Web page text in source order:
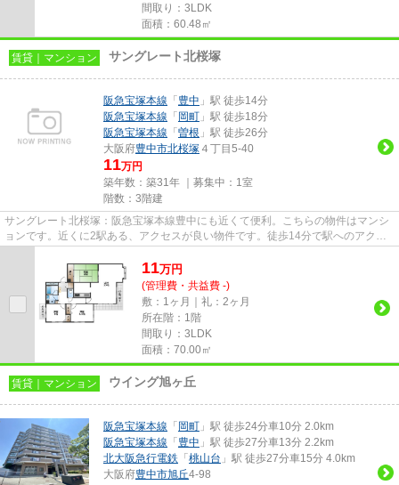
間取り：3LDK
面積：60.48㎡
賃貸｜マンション サングレート北桜塚
阪急宝塚本線 「 豊中 」駅 徒歩14分
阪急宝塚本線 「 岡町 」駅 徒歩18分
阪急宝塚本線 「 曽根 」駅 徒歩26分
大阪府豊中市北桜塚 ４丁目5-40
11万円
築年数：築31年 ｜募集中： 1室
階数：3階建
サングレート北桜塚：阪急宝塚本線豊中にも近くて便利。こちらの物件はマンシ
ョンです。近くに2駅ある、アクセスが良い物件です。徒歩14分で駅へのアクセ
11万円
(管理費・共益費 -)
敷：1ヶ月｜礼：2ヶ月
所在階：1階
間取り：3LDK
面積：70.00㎡
賃貸｜マンション ウイング旭ヶ丘
阪急宝塚本線 「 岡町 」駅 徒歩24分車10分 2.0km
阪急宝塚本線 「 豊中 」駅 徒歩27分車13分 2.2km
北大阪急行電鉄 「 桃山台 」駅 徒歩27分車15分 4.0km
大阪府豊中市旭丘4-98